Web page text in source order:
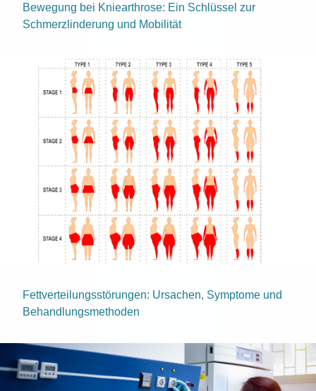
Bewegung bei Kniearthrose: Ein Schlüssel zur
Schmerzlinderung und Mobilität
Fettverteilungsstörungen: Ursachen, Symptome und
Behandlungsmethoden